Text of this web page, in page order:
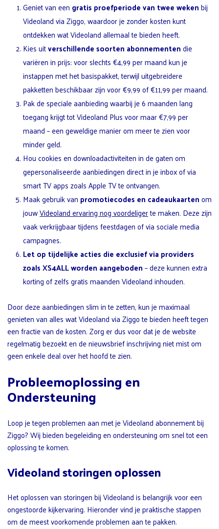
Geniet van een gratis proefperiode van twee wekenbij
Videoland via Ziggo, waardoor je zonder kosten kunt
ontdekken wat Videoland allemaal te bieden heeft.
Kies uitverschillende soorten abonnementendie
variëren in prijs: voor slechts €4,99 per maand kun je
instappen met het basispakket, terwijl uitgebreidere
pakketten beschikbaar zijn voor €9,99 of €11,99 per maand.
Pak de speciale aanbieding waarbij je 6 maanden lang
toegang krijgt tot Videoland Plus voor maar €7,99 per
maand – een geweldige manier om meer te zien voor
minder geld.
Hou cookies en downloadactiviteiten in de gaten om
gepersonaliseerde aanbiedingen direct in je inbox of via
smart TV apps zoals Apple TV te ontvangen.
Maak gebruik van promotiecodes en cadeaukaartenom
jouwVideoland ervaring nog voordeligerte maken. Deze zijn
vaak verkrijgbaar tijdens feestdagen of via sociale media
campagnes.
Let op tijdelijke acties die exclusief via providers
zoals XS4ALL worden aangeboden– deze kunnen extra
korting of zelfs gratis maanden Videoland inhouden.
Door deze aanbiedingen slim in te zetten, kun je maximaal
genieten van alles wat Videoland via Ziggo te bieden heeft tegen
een fractie van de kosten. Zorg er dus voor dat je de website
regelmatig bezoekt en de nieuwsbrief inschrijving niet mist om
geen enkele deal over het hoofd te zien.
Probleemoplossing en
Ondersteuning
Loop je tegen problemen aan met je Videoland abonnement bij
Ziggo? Wij bieden begeleiding en ondersteuning om snel tot een
oplossing te komen.
Videoland storingen oplossen
Het oplossen van storingen bij Videoland is belangrijk voor een
ongestoorde kijkervaring. Hieronder vind je praktische stappen
om de meest voorkomende problemen aan te pakken.